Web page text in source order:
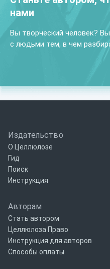
нами
Вы творческий человек?
с людьми тем, в чем
Издательство
О Целлюлозе
Гид
Поиск
Инструкция
Авторам
Стать автором
Целлюлоза Право
Инструкция для авторов
Способы оплаты